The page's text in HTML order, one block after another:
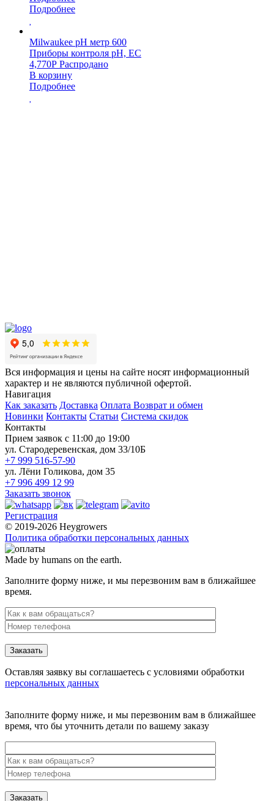
Подробнее
Milwaukee pH метр 600
Приборы контроля pH, EC
4,770Р Распродано
В корзину
Подробнее
Вся информация и цены на сайте носят информационный
характер и не являются публичной офертой.
Навигация
Как заказать Доставка Оплата Возврат и обмен
Новинки Контакты Статьи Система скидок
Контакты
Прием заявок с 11:00 до 19:00
ул. Стародеревенская, дом 33/10Б
+7 999 516-57-90
ул. Лёни Голикова, дом 35
+7 996 499 12 99
Заказать звонок
Регистрация
© 2019-2026 Heygrowers
Политика обработки персональных данных
Made by humans on the earth.
Заполните форму ниже, и мы перезвоним вам в ближайшее
время.
Заказать
Оставляя заявку вы соглашаетесь с условиями обработки
персональных данных
Заполните форму ниже, и мы перезвоним вам в ближайшее
время, что бы уточнить детали по вашему заказу
Заказать